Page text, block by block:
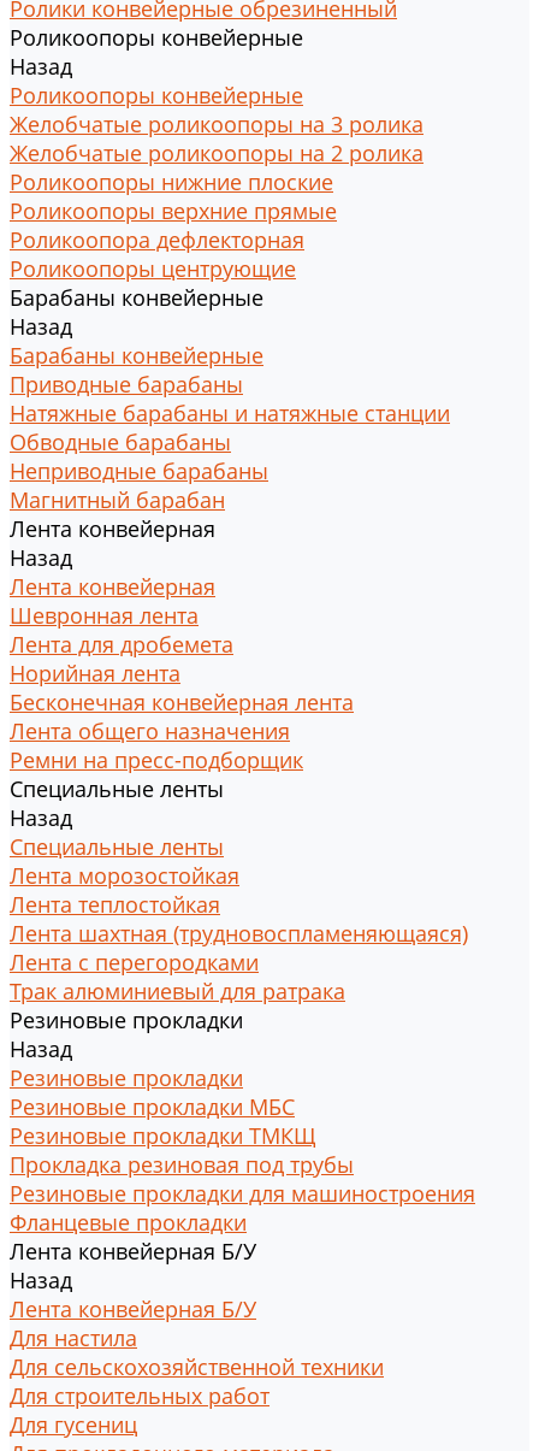
Ролики конвейерные обрезиненный
Роликоопоры конвейерные
Назад
Роликоопоры конвейерные
Желобчатые роликоопоры на 3 ролика
Желобчатые роликоопоры на 2 ролика
Роликоопоры нижние плоские
Роликоопоры верхние прямые
Роликоопора дефлекторная
Роликоопоры центрующие
Барабаны конвейерные
Назад
Барабаны конвейерные
Приводные барабаны
Натяжные барабаны и натяжные станции
Обводные барабаны
Неприводные барабаны
Магнитный барабан
Лента конвейерная
Назад
Лента конвейерная
Шевронная лента
Лента для дробемета
Норийная лента
Бесконечная конвейерная лента
Лента общего назначения
Ремни на пресс-подборщик
Специальные ленты
Назад
Специальные ленты
Лента морозостойкая
Лента теплостойкая
Лента шахтная (трудновоспламеняющаяся)
Лента с перегородками
Трак алюминиевый для ратрака
Резиновые прокладки
Назад
Резиновые прокладки
Резиновые прокладки МБС
Резиновые прокладки ТМКЩ
Прокладка резиновая под трубы
Резиновые прокладки для машиностроения
Фланцевые прокладки
Лента конвейерная Б/У
Назад
Лента конвейерная Б/У
Для настила
Для сельскохозяйственной техники
Для строительных работ
Для гусениц